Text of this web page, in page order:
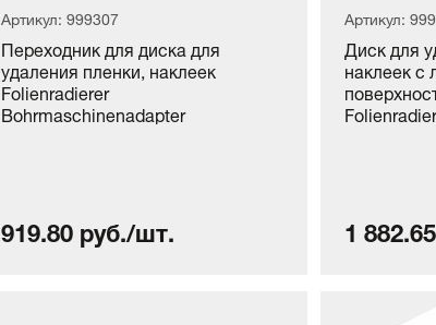
Артикул: 999307
Переходник для диска для
удаления пленки, наклеек
Folienradierer
Bohrmaschinenadapter
919.80 руб./шт.
Артикул:
Диск для
наклеек с
1